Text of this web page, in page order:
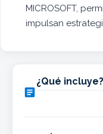
MICROSOFT,
impulsan

¿Qué incluye?